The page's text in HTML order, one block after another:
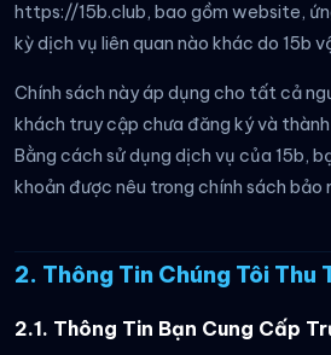
https://15b.club, bao gồm website,
kỳ dịch vụ liên quan nào khác do 15b
Chính sách này áp dụng cho tất cả
khách truy cập chưa đăng ký và
Bằng cách sử dụng dịch vụ của 15b,
khoản được nêu trong chính sách bảo
2. Thông Tin Chúng Tôi Thu
2.1. Thông Tin Bạn Cung Cấp